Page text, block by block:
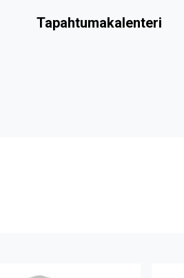
Tapahtumakalenteri